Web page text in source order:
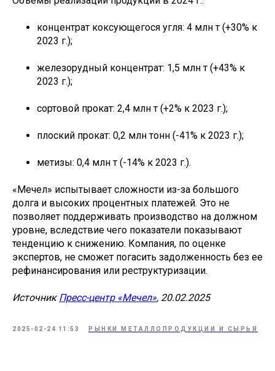
концентрат коксующегося угля: 4 млн т (+30% к
2023 г.);
железорудный концентрат: 1,5 млн т (+43% к
2023 г.);
сортовой прокат: 2,4 млн т (+2% к 2023 г.);
плоский прокат: 0,2 млн тонн (-41% к 2023 г.);
метизы: 0,4 млн т (-14% к 2023 г.).
«Мечел» испытывает сложности из-за большого
долга и высоких процентных платежей. Это не
позволяет поддерживать производство на должном
уровне, вследствие чего показатели показывают
тенденцию к снижению. Компания, по оценке
экспертов, не сможет погасить задолженность без ее
рефинансирования или реструктуризации.
Источник Пресс-центр «Мечел», 20.02.2025
2025-02-24 11:53 РЫНКИ МЕТАЛЛОПРОДУКЦИИ И СЫРЬЯ